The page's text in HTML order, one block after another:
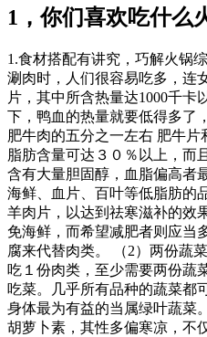
1，你们喜欢吃什么
1.食材搭配有讲究，巧解火锅
涮肉时，人们很容易吃多，连
片，其中所含热量达1000千卡
下，鸭血的热量就要低得多了
肥牛肉的五分之一左右 肥牛片
脂肪含量可达３０％以上，而
含有大量胆固醇，血脂偏高者
海鲜、血片、百叶等低脂肪的
羊肉片，以达到祛寒滋补的效
免海鲜，而希望减肥者则应当
腐来代替肉类。 （2）两份蔬
吃１份肉类，至少需要两份蔬
吃菜。几乎所有品种的蔬菜都
身体最为有益的当属绿叶蔬菜
胡萝卜素，其性多偏寒凉，不